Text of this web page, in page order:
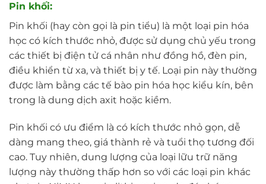
Pin khối:
Pin khối (hay còn gọi là pin tiểu) là một loại pin hóa
học có kích thước nhỏ, được sử dụng chủ yếu trong
các thiết bị điện tử cá nhân như đồng hồ, đèn pin,
điều khiển từ xa, và thiết bị y tế. Loại pin này thường
được làm bằng các tế bào pin hóa học kiểu kín, bên
trong là dung dịch axit hoặc kiềm.
Pin khối có ưu điểm là có kích thước nhỏ gọn, dễ
dàng mang theo, giá thành rẻ và tuổi thọ tương đối
cao. Tuy nhiên, dung lượng của loại lữu trữ năng
lượng này thường thấp hơn so với các loại pin khác